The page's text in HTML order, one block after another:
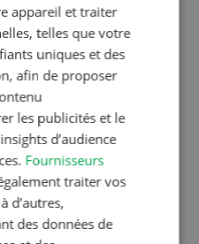
claires (froides)
paraissent plus
l’illusion d’un jardin
sombres et les
le rouge ou orange
géométrique peut
couleurs vives et de
différentes plantes
appareil et traiter
telles que votre
uniques et des
afin de proposer
les publicités et le
d’audience
Fournisseurs
traiter vos
d’autres,
des données de